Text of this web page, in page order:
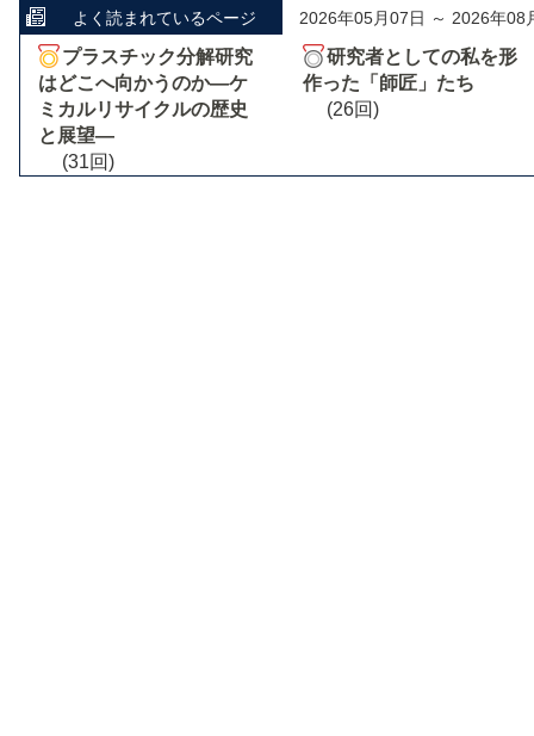
よく読まれているページ 2026年05月07日 ～ 2026年08
プラスチック分解研究
はどこへ向かうのか―ケ
ミカルリサイクルの歴史
と展望―
(31回)
研究者としての私を形
作った「師匠」たち
(26回)